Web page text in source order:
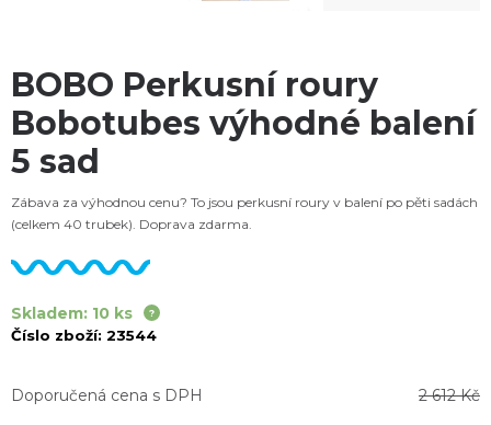
BOBO Perkusní roury
Bobotubes výhodné balení
5 sad
Zábava za výhodnou cenu? To jsou perkusní roury v balení po pěti sadách
(celkem 40 trubek). Doprava zdarma.
Skladem: 10 ks
Číslo zboží: 23544
Doporučená cena s DPH 2 612 Kč